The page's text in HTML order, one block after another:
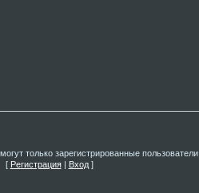
только зарегистрированные пользователи.
[ Регистрация| Вход]